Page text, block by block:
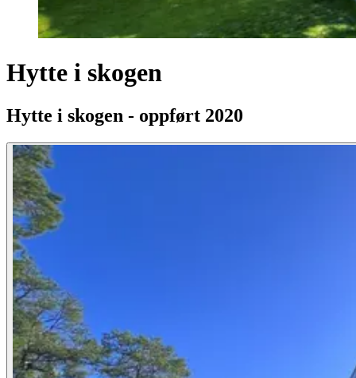
Hytte i skogen
Hytte i skogen - oppført 2020